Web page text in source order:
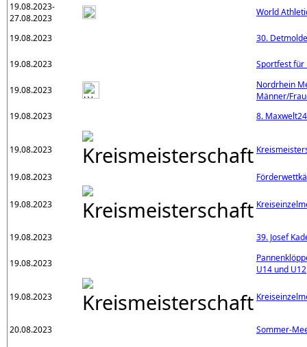
19.08.2023-
27.08.2023
World
19.08.2023 30.
19.08.2023 Sportfest für
19.08.2023
Nordrhein
Männer/
19.08.2023
8.
19.08.2023
19.08.2023
19.08.2023
19.08.2023 39. Josef
19.08.2023
U14 und U12
19.08.2023
20.08.2023 Sommer-